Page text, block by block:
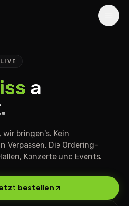
a
bringen's. Kein
Verpassen. Die Ordering-
Konzerte und Events.
bestellen